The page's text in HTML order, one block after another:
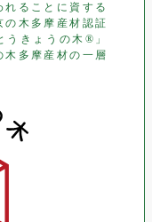
ることに資する
の木多摩産材認証
うきょうの木®」
多摩産材の一層